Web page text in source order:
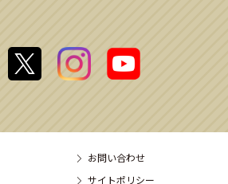
お問い合わせ
サイトポリシー